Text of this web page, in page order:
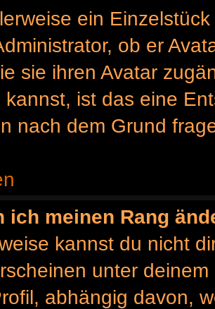
ein
ob er
sie ihren Avatar
kannst, ist das eine
nach dem Grund
ich meinen Rang
kannst du nicht
unter
abhängig davon,